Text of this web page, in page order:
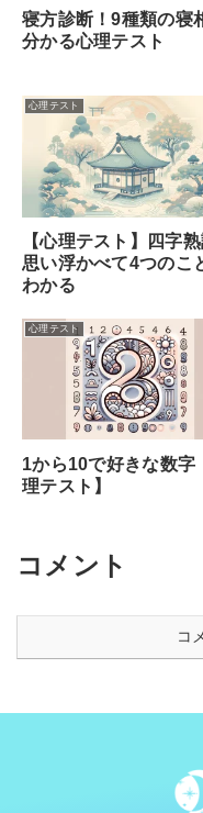
寝方診断！9種類の寝
分かる心理テスト
心理テスト
【心理テスト】四字
思い浮かべて4つのこ
わかる
心理テスト
1から10で好きな数字
理テスト】
コメント
コ